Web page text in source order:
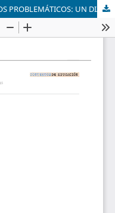
LA COMPLEJIDAD DE LOS CONSUMOS PROBLEMÁTICOS: UN DIÁLOGO DE VOCES Y MIRADAS DIVERSAS